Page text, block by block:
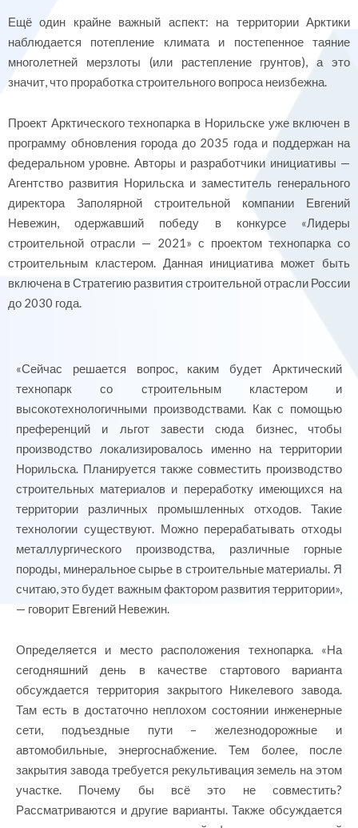
Ещё один крайне важный аспект: на территории Арктики
наблюдается потепление климата и постепенное таяние
многолетней мерзлоты (или растепление грунтов), а это
значит, что проработка строительного вопроса неизбежна.
Проект Арктического технопарка в Норильске уже включен в
программу обновления города до 2035 года и поддержан на
федеральном уровне. Авторы и разработчики инициативы —
Агентство развития Норильска и заместитель генерального
директора Заполярной строительной компании Евгений
Невежин, одержавший победу в конкурсе «Лидеры
строительной отрасли — 2021» с проектом технопарка со
строительным кластером. Данная инициатива может быть
включена в Стратегию развития строительной отрасли России
до 2030 года.
«Сейчас решается вопрос, каким будет Арктический
технопарк со строительным кластером и
высокотехнологичными производствами. Как с помощью
преференций и льгот завести сюда бизнес, чтобы
производство локализировалось именно на территории
Норильска. Планируется также совместить производство
строительных материалов и переработку имеющихся на
территории различных промышленных отходов. Такие
технологии существуют. Можно перерабатывать отходы
металлургического производства, различные горные
породы, минеральное сырье в строительные материалы. Я
считаю, это будет важным фактором развития территории»,
— говорит Евгений Невежин.
Определяется и место расположения технопарка. «На
сегодняшний день в качестве стартового варианта
обсуждается территория закрытого Никелевого завода.
Там есть в достаточно неплохом состоянии инженерные
сети, подъездные пути – железнодорожные и
автомобильные, энергоснабжение. Тем более, после
закрытия завода требуется рекультивация земель на этом
участке. Почему бы всё это не совместить?
Рассматриваются и другие варианты. Также обсуждается